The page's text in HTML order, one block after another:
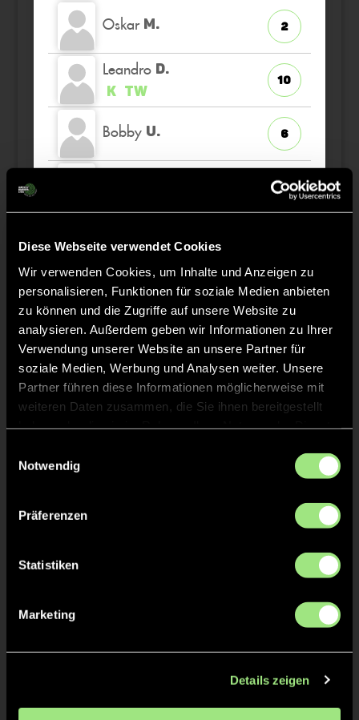
Diese Webseite verwendet Cookies
Wir verwenden Cookies, um Inhalte und Anzeigen zu
personalisieren, Funktionen für soziale Medien anbieten
zu können und die Zugriffe auf unsere Website zu
analysieren. Außerdem geben wir Informationen zu Ihrer
Verwendung unserer Website an unsere Partner für
soziale Medien, Werbung und Analysen weiter. Unsere
Partner führen diese Informationen möglicherweise mit
weiteren Daten zusammen, die Sie ihnen bereitgestellt
Notwendig
Präferenzen
Statistiken
Marketing
Details zeigen
Oskar M. 2
Leandro D.
K TW
10
Bobby U. 6
96
W.
Matvei K. 26
Staff